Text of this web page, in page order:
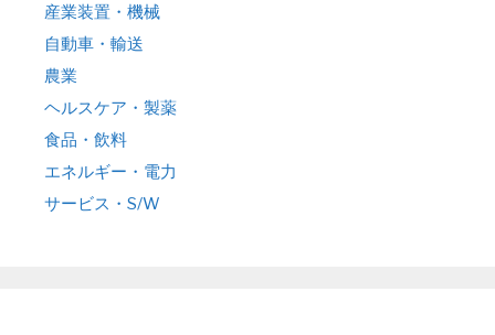
産業装置・機械
自動車・輸送
農業
ヘルスケア・製薬
食品・飲料
エネルギー・電力
サービス・S/W